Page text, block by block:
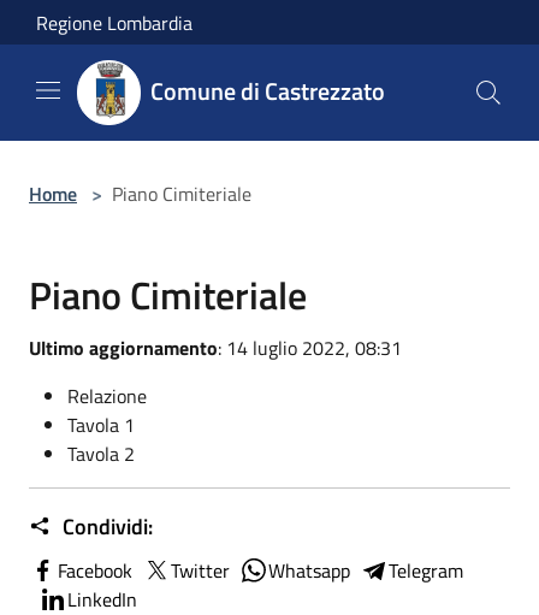
Salta al contenuto principale
Regione Lombardia
Comune di Castrezzato
Home > Piano Cimiteriale
Piano Cimiteriale
Ultimo aggiornamento: 14 luglio 2022, 08:31
Relazione
Tavola 1
Tavola 2
Condividi:
Facebook Twitter Whatsapp
Telegram
LinkedIn